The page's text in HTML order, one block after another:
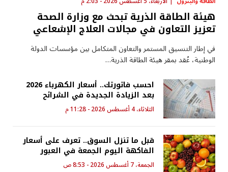
هيئة الطاقة الذرية تبحث مع وزارة الصحة
تعزيز التعاون في مجالات العلاج الإشعاعي
في إطار التنسيق المستمر والتعاون المتكامل بين مؤسسات الدولة
الوطنية، عُقد بمقر هيئة الطاقة الذرية…
احسب فاتورتك.. أسعار الكهرباء 2026
بعد الزيادة الجديدة في الشرائح
الثلاثاء، 4 أغسطس 2026 - 11:28 م
قبل ما تنزل السوق.. تعرف على أسعار
الفاكهة اليوم الجمعة في العبور
الجمعة، 7 أغسطس 2026 - 8:53 ص